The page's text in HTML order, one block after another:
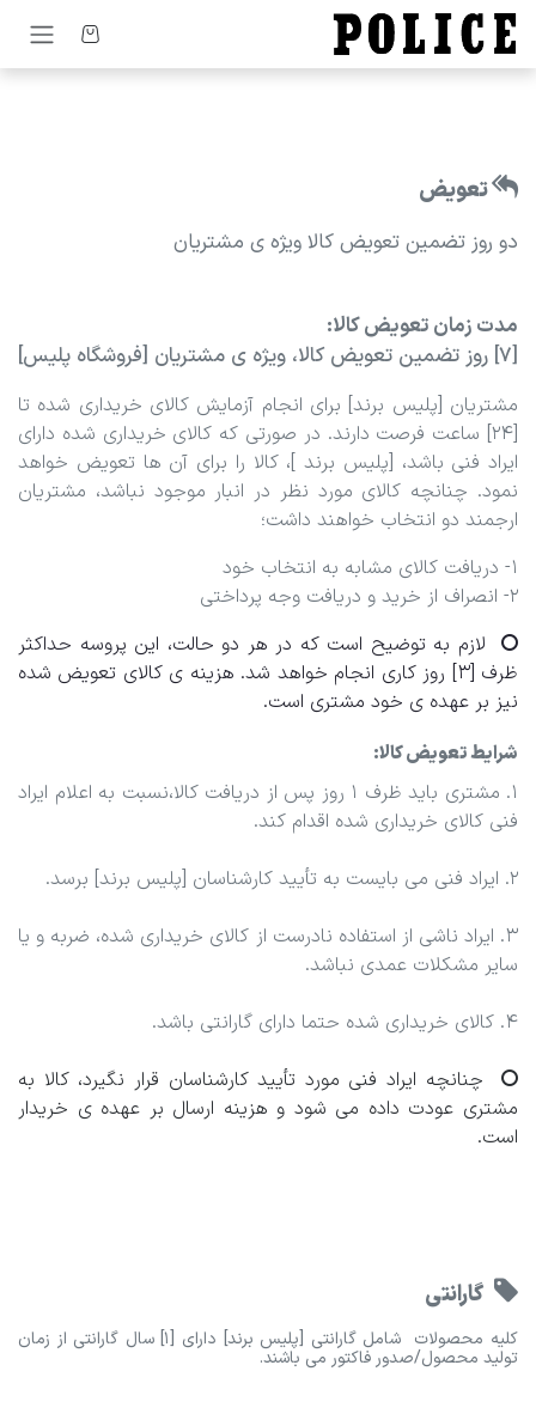
صرف نظر و مشاهده محتوا
تعویض
دو روز تضمین تعویض کالا ویژه ی مشتریان
مدت زمان تعویض کالا:
[7]
روز تضمین تعویض کالا، ویژه ی مشتریان [فروشگاه پلیس]
مشتریان [پلیس برند] برای انجام آزمایش کالای خریداری شده تا
[24] ساعت فرصت دارند. در صورتی که کالای خریداری شده دارای
ایراد فنی باشد، [پلیس برند ]، کالا را برای آن ها تعویض خواهد
نمود. چنانچه کالای مورد نظر در انبار موجود نباشد، مشتریان
ارجمند دو انتخاب خواهند داشت؛
1- دریافت کالای مشابه به انتخاب خود
2- انصراف از خرید و دریافت وجه پرداختی
لازم به توضیح است که در هر دو حالت، این پروسه حداکثر
ظرف [3] روز کاری انجام خواهد شد. هزینه ی کالای تعویض شده
نیز بر عهده ی خود مشتری است.
شرایط تعویض کالا:
1. مشتری باید ظرف 1 روز پس از دریافت کالا،نسبت به اعلام ایراد
فنی کالای خریداری شده اقدام کند.
2. ایراد فنی می بایست به تأیید کارشناسان [پلیس برند] برسد.
3. ایراد ناشی از استفاده نادرست از کالای خریداری شده، ضربه و یا
سایر مشکلات عمدی نباشد.
4. کالای خریداری شده حتما دارای گارانتی باشد.
چنانچه ایراد فنی مورد تأیید کارشناسان قرار نگیرد، کالا به
مشتری عودت داده می شود و هزینه ارسال بر عهده ی خریدار
است.
گارانتی
کلیه محصولات شامل گارانتی [پلیس برند] دارای [1] سال گارانتی از زمان
تولید محصول/صدور فاکتور می باشند.